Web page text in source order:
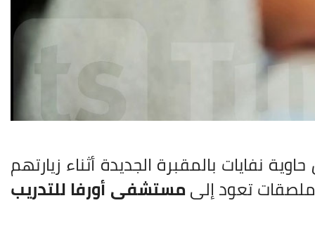
نفايات بالمقبرة الجديدة أثناء زيارتهم
تعود إلىمستشفى أورفا للتدريب